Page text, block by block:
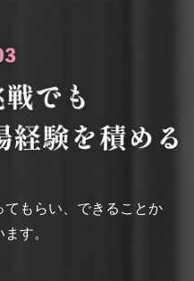
もらい、できることか
す。